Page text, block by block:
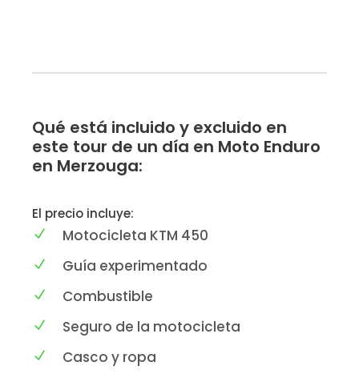
Qué está incluido y excluido en
este tour de un día en Moto Enduro
en Merzouga:
El precio incluye:
Motocicleta KTM 450
Guía experimentado
Combustible
Seguro de la motocicleta
Casco y ropa